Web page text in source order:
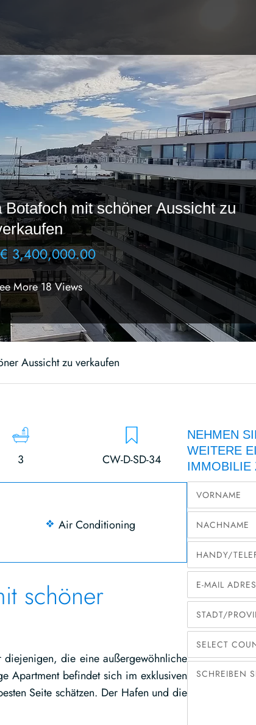
mit schöner Aussicht zu
3,400,000.00
More 18 Views
Aussicht zu verkaufen
3 CW-D-SD-34
Air Conditioning
schöner
diejenigen, die eine außergewöhnliche
Apartment befindet sich im exklusiven
Seite schätzen. Der Hafen und die
NEHMEN
WEITERE
IMMOBILIE